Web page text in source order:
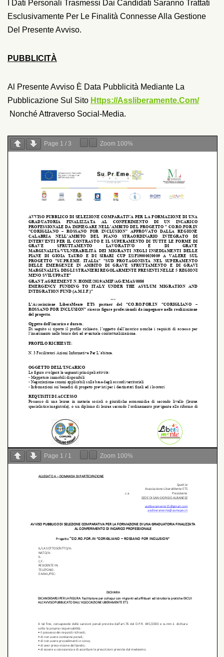
I Dati Personali Trasmessi Dai Candidati Saranno Trattati
Esclusivamente Per Le Finalità Connesse Alla Gestione
Del Presente Avviso.
PUBBLICITÀ
Al Presente Avviso È Data Pubblicità Mediante La
Pubblicazione Sul Sito Https://assliberamente.com/
Nonché Attraverso Social-Media.
Page 1 / 3 Zoom 100%
Page 1 / 1 Zoom 100%